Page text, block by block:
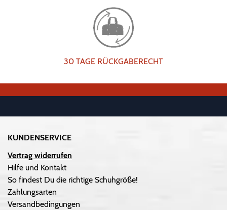
30 TAGE RÜCKGABERECHT
KUNDENSERVICE
Vertrag widerrufen
Hilfe und Kontakt
So findest Du die richtige Schuhgröße!
Zahlungsarten
Versandbedingungen